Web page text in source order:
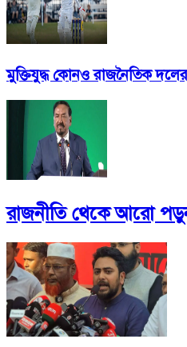
মুক্তিযুদ্ধ কোনও রাজনৈতিক দলের
রাজনীতিথেকে আরো